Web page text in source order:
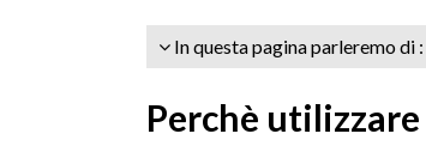
In questa pagina parleremo di :
Perchè